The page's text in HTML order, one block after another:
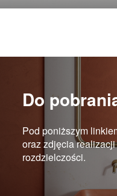
Do
Pod poniższym
oraz zdjęcia
rozdzielczości.